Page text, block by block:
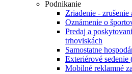
Podnikanie
Zriadenie - zrušenie
Oznámenie o
Predaj a
trhoviskách
Samostatne
Exteriérové sedenie
Mobilné reklamné